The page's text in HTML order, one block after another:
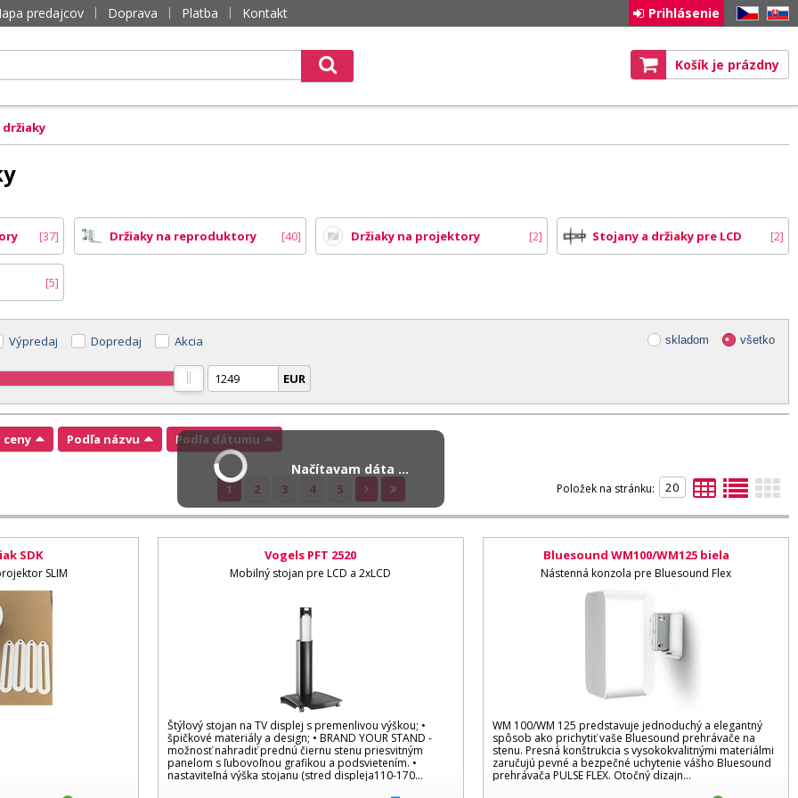
predajcov Doprava Platba Kontakt CZ SK
Prihlásenie
Košík je prázdny
37 Držiaky na reproduktory 40 Držiaky na projektory 2 Stojany a držiaky pre LCD 2
5
Výpredaj Dopredaj Akcia skladom všetko
EUR
ceny Podľa názvu Podľa dátumu
1 2 3 4 5 Položek na stránku:
SDK
SLIM
Vogels PFT 2520
Mobilný stojan pre LCD a 2xLCD
Štýlový stojan na TV displej s premenlivou výškou; •
špičkové materiály a design; • BRAND YOUR STAND -
možnosť nahradiť prednú čiernu stenu priesvitným
panelom s ľubovoľnou grafikou a podsvietením. •
nastaviteľná výška stojanu (stred displeja110-170...
Bluesound WM100/WM125 biela
Nástenná konzola pre Bluesound Flex
WM 100/WM 125 predstavuje jednoduchý a elegantný
spôsob ako prichytiť vaše Bluesound prehrávače na
stenu. Presná konštrukcia s vysokokvalitnými materiálmi
zaručujú pevné a bezpečné uchytenie vášho Bluesound
prehrávača PULSE FLEX. Otočný dizajn...
Načítavam dáta ...